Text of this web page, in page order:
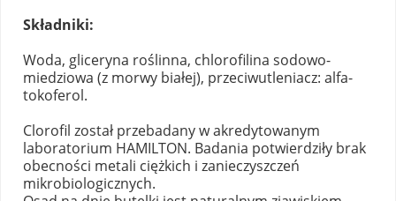
Składniki:
Woda, gliceryna roślinna, chlorofilina sodowo-
miedziowa (z morwy białej), przeciwutleniacz: alfa-
tokoferol.
Clorofil został przebadany w akredytowanym
laboratorium HAMILTON. Badania potwierdziły brak
obecności metali ciężkich i zanieczyszczeń
mikrobiologicznych.